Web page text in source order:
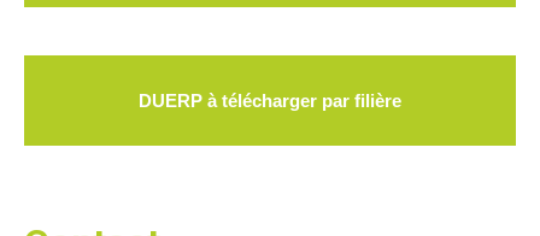
DUERP à télécharger par filière